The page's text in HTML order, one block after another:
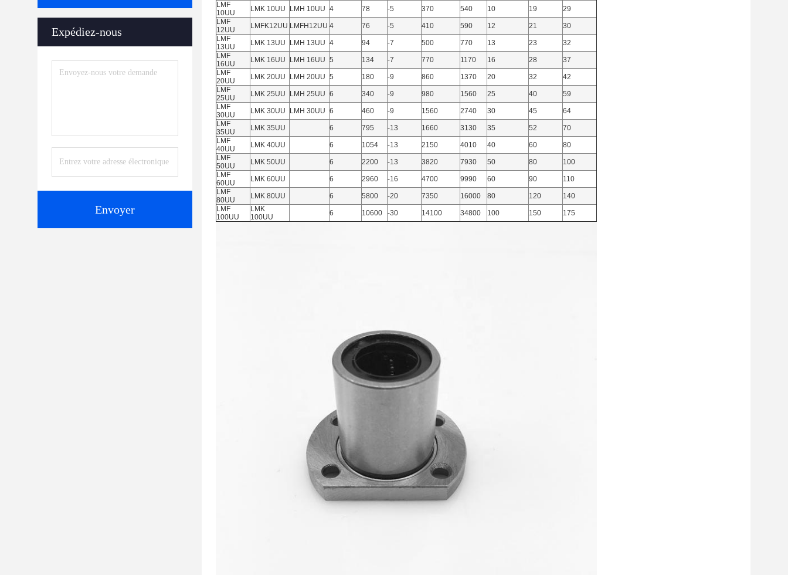
Expédiez-nous
Envoyer
LMF
10UU
LMK 10UU LMH 10UU 4 78 -5 370 540 10 19
29
LMF
12UU
LMFK12UU LMFH12UU 4 76 -5 410 590 12 21
30
LMF
13UU
LMK 13UU LMH 13UU 4 94 -7 500 770 13 23
32
LMF
16UU
LMK 16UU LMH 16UU 5 134 -7 770 1170 16 28
37
LMF
20UU
LMK 20UU LMH 20UU 5 180 -9 860 1370 20 32
42
LMF
25UU
LMK 25UU LMH 25UU 6 340 -9 980 1560 25 40
59
LMF
30UU
LMK 30UU LMH 30UU 6 460 -9 1560 2740 30 45
64
LMF
35UU
LMK 35UU 6 795 -13 1660 3130 35 52
70
LMF
40UU
LMK 40UU 6 1054 -13 2150 4010 40 60
80
LMF
50UU
LMK 50UU 6 2200 -13 3820 7930 50 80
100
LMF
60UU
LMK 60UU 6 2960 -16 4700 9990 60 90
110
LMF
80UU
LMK 80UU 6 5800 -20 7350 16000 80 120
140
LMF
100UU
LMK
100UU
6 10600 -30 14100 34800 100 150 175